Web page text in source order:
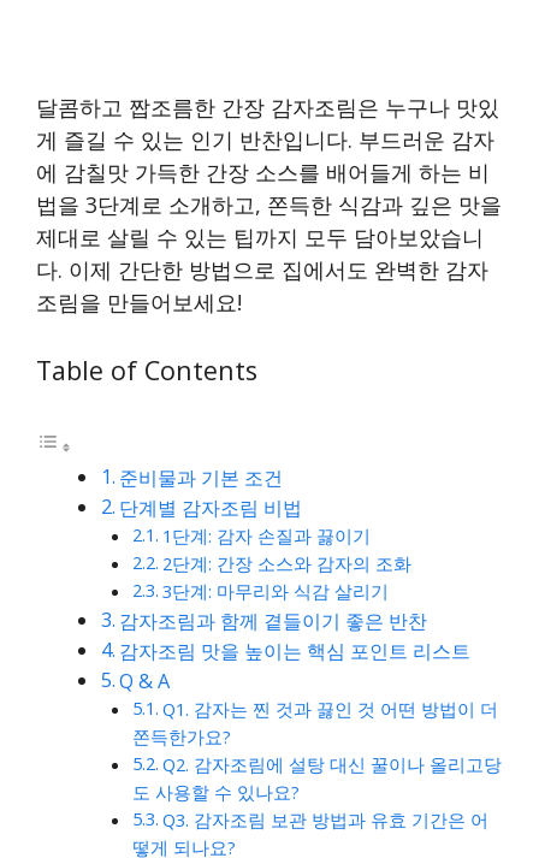
달콤하고 짭조름한 간장 감자조림은 누구나 맛있
게 즐길 수 있는 인기 반찬입니다. 부드러운 감자
에 감칠맛 가득한 간장 소스를 배어들게 하는 비
법을 3단계로 소개하고, 쫀득한 식감과 깊은 맛을
제대로 살릴 수 있는 팁까지 모두 담아보았습니
다. 이제 간단한 방법으로 집에서도 완벽한 감자
조림을 만들어보세요!
Table of Contents
준비물과 기본 조건
단계별 감자조림 비법
1단계: 감자 손질과 끓이기
2단계: 간장 소스와 감자의 조화
3단계: 마무리와 식감 살리기
감자조림과 함께 곁들이기 좋은 반찬
감자조림 맛을 높이는 핵심 포인트 리스트
Q & A
Q1. 감자는 찐 것과 끓인 것 어떤 방법이 더
쫀득한가요?
Q2. 감자조림에 설탕 대신 꿀이나 올리고당
도 사용할 수 있나요?
Q3. 감자조림 보관 방법과 유효 기간은 어
떻게 되나요?